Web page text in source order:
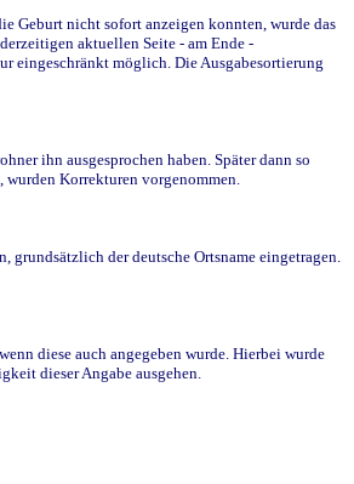
Geburt nicht sofort anzeigen konnten, wurde das
aktuellen Seite - am Ende -
eingeschränkt möglich. Die Ausgabesortierung
ihn ausgesprochen haben. Später dann so
Korrekturen vorgenommen.
der deutsche Ortsname eingetragen.
diese auch angegeben wurde. Hierbei wurde
dieser Angabe ausgehen.